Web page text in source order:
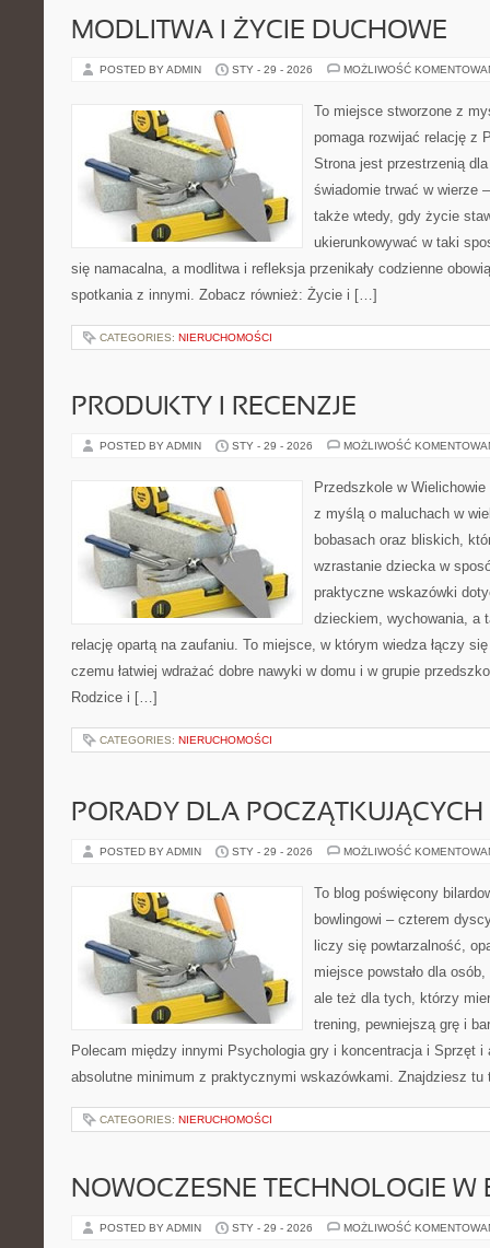
MODLITWA I ŻYCIE DUCHOWE
POSTED BY ADMIN STY - 29 - 2026 MOŻLIWOŚĆ
To miejsce stworzone z
pomaga rozwijać relację z
Strona jest przestrzenią
świadomie trwać w wierze
także wtedy, gdy życie
ukierunkowywać w taki
się namacalna, a modlitwa i refleksja przenikały codzienne
spotkania z innymi. Zobacz również: Życie i […]
CATEGORIES: NIERUCHOMOŚCI
PRODUKTY I RECENZJE
POSTED BY ADMIN STY - 29 - 2026 MOŻLIWOŚĆ
Przedszkole w
z myślą o maluchach w
bobasach oraz bliskich,
wzrastanie dziecka w
praktyczne wskazówki
dzieckiem, wychowania, a
relację opartą na zaufaniu. To miejsce, w którym wiedza łączy
czemu łatwiej wdrażać dobre nawyki w domu i w grupie
Rodzice i […]
CATEGORIES: NIERUCHOMOŚCI
PORADY DLA POCZĄTKUJĄCYCH
POSTED BY ADMIN STY - 29 - 2026 MOŻLIWOŚĆ
To blog poświęcony
bowlingowi – czterem
liczy się powtarzalność,
miejsce powstało dla
ale też dla tych, którzy
trening, pewniejszą grę i
Polecam między innymi Psychologia gry i koncentracja i Sprzęt i
absolutne minimum z praktycznymi wskazówkami. Znajdziesz
CATEGORIES: NIERUCHOMOŚCI
NOWOCZESNE TECHNOLOGIE W
POSTED BY ADMIN STY - 29 - 2026 MOŻLIWOŚĆ